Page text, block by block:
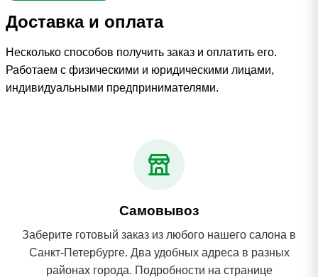
Доставка и оплата
Несколько способов получить заказ и оплатить его.
Работаем с физическими и юридическими лицами,
индивидуальными предпринимателями.
Самовывоз
Заберите готовый заказ из любого нашего салона в
Санкт-Петербурге. Два удобных адреса в разных
районах города. Подробности на странице